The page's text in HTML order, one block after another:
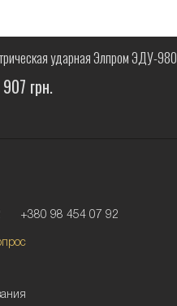
ударная Элпром ЭДУ-980
907 грн.
+380 98 454 07 92